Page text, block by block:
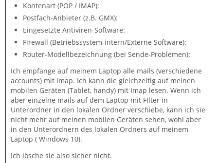
Kontenart (POP / IMAP):
Postfach-Anbieter (z.B. GMX):
Eingesetzte Antiviren-Software:
Firewall (Betriebssystem-intern/Externe Software):
Router-Modellbezeichnung (bei Sende-Problemen):
Ich empfange auf meinem Laptop alle mails (verschiedene
accounts) mit Imap. Ich kann die gleichzeitig auf meinen
mobilen Geräten (Tablet, handy) mit Imap lesen. Wenn ich
aber einzelne mails auf dem Laptop mit FIlter in
Unterordner in den lokalen Ordner verschiebe, kann ich sie
nicht mehr auf meinen mobilen Geräten sehen, wohl aber
in den Unterordnern des lokalen Ordners auf meinem
Laptop ( Windows 10).
Ich lösche sie also sicher nicht.